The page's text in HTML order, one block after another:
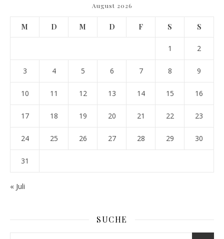
August 2026
M D M D F S S
1 2
3 4 5 6 7 8 9
10 11 12 13 14 15 16
17 18 19 20 21 22 23
24 25 26 27 28 29 30
31
« Juli
SUCHE